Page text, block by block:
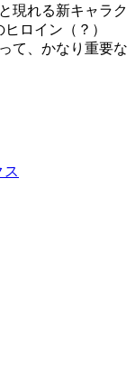
現れる新キャラク
ロイン（？）
て、かなり重要な
ス